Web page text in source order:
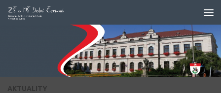
Skip to content
AKTUALITY